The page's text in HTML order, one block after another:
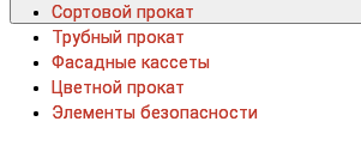
Сортовой прокат
Трубный прокат
Фасадные кассеты
Цветной прокат
Элементы безопасности
Сортовой прокат
Трубный прокат
Фасадные кассеты
Цветной прокат
Элементы безопасности